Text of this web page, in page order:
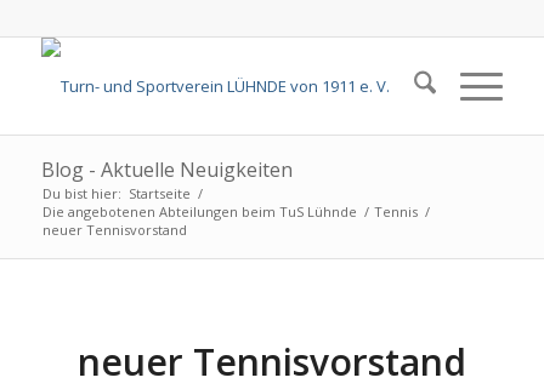
Blog - Aktuelle Neuigkeiten
Du bist hier: Startseite /
Die angebotenen Abteilungen beim TuS Lühnde / Tennis /
neuer Tennisvorstand
neuer Tennisvorstand